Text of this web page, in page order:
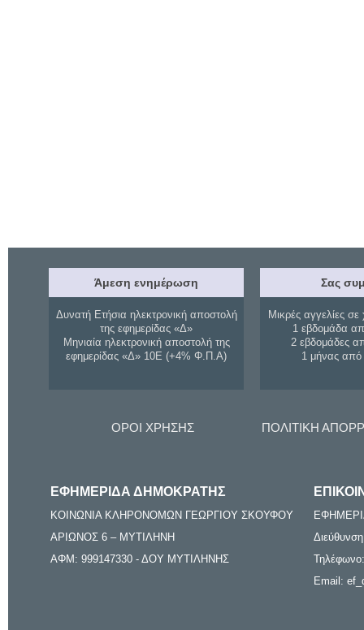
Άμεση ενημέρωση
Δυνατή Ετήσια ηλεκτρονική αποστολή
της εφημερίδας «Δ»
Μηνιαία ηλεκτρονική αποστολή της
εφημερίδας «Δ» 10Ε (+4% Φ.Π.Α)
Σας
Μικρές αγγελίες σε
1 εβδομάδα
2 εβδομάδες
1 μήνας
ΟΡΟΙ ΧΡΗΣΗΣ ΠΟΛΙΤΙΚΗ
ΕΦΗΜΕΡΙΔΑ ΔΗΜΟΚΡΑΤΗΣ
ΚΟΙΝΩΝΙΑ ΚΛΗΡΟΝΟΜΩΝ ΓΕΩΡΓΙΟΥ ΣΚΟΥΦΟΥ
ΑΡΙΩΝΟΣ 6 – ΜΥΤΙΛΗΝΗ
ΑΦΜ: 999147330 - ΔΟΥ ΜΥΤΙΛΗΝΗΣ
Email: